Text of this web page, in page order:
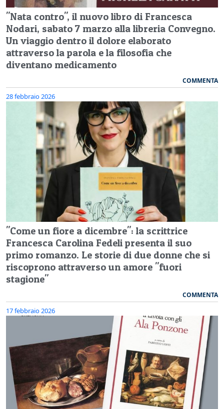
"Nata contro", il nuovo libro di Francesca
Nodari, sabato 7 marzo alla libreria Convegno.
Un viaggio dentro il dolore elaborato
attraverso la parola e la filosofia che
diventano medicamento
COMMENTA
28 febbraio 2026
"Come un fiore a dicembre": la scrittrice
Francesca Carolina Fedeli presenta il suo
primo romanzo. Le storie di due donne che si
riscoprono attraverso un amore "fuori
stagione"
COMMENTA
17 febbraio 2026